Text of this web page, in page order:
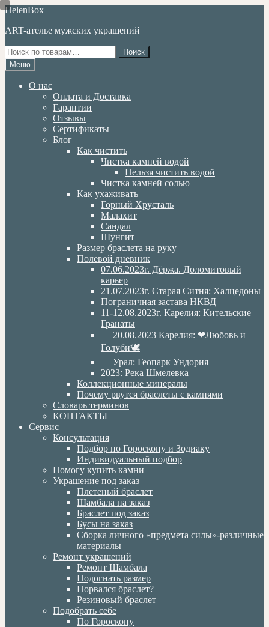
Перейти
навигации
Перейти
содержимому
HelenBox
ART-ателье мужских украшений
Искать:
Поиск
Меню
О нас
Оплата и Доставка
Гарантии
Отзывы
Сертификаты
Блог
Как чистить
Чистка камней водой
Нельзя чистить водой
Чистка камней солью
Как ухаживать
Горный Хрусталь
Малахит
Сандал
Шунгит
Размер браслета на руку
Полевой дневник
07.06.2023г. Дёржа. Доломитовый
карьер
21.07.2023г. Старая Ситня: Халцедоны
Пограничная застава НКВД
11-12.08.2023г. Карелия: Кительские
Гранаты
— 20.08.2023 Карелия: ❤Любовь и
Голуби🕊
— Урал: Геопарк Ундория
2023: Река Шмелевка
Коллекционные минералы
Почему рвутся браслеты с камнями
Словарь терминов
КОНТАКТЫ
Сервис
Консультация
Подбор по Гороскопу и Зодиаку
Индивидуальный подбор
Помогу купить камни
Украшение под заказ
Плетеный браслет
Шамбала на заказ
Браслет под заказ
Бусы на заказ
Сборка личного «предмета силы»-различные
материалы
Ремонт украшений
Ремонт Шамбала
Подогнать размер
Порвался браслет?
Резиновый браслет
Подобрать себе
По Гороскопу